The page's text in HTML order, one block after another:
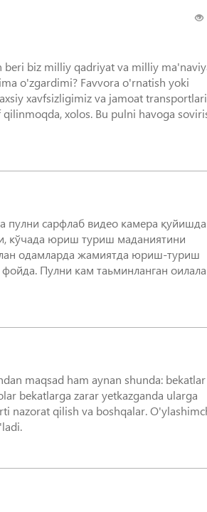
beri biz milliy qadriyat va milliy
o'zgardimi? Favvora o'rnatish yoki
xavfsizligimiz va jamoat
xolos. Bu pulni havoga
пулни сарфлаб видео камера
кўчада юриш туриш маданиятини
одамларда жамиятда юриш-туриш
Пулни кам таьминланган
maqsad ham aynan shunda: bekatlar
bekatlarga zarar yetkazganda ularga
nazorat qilish va boshqalar.